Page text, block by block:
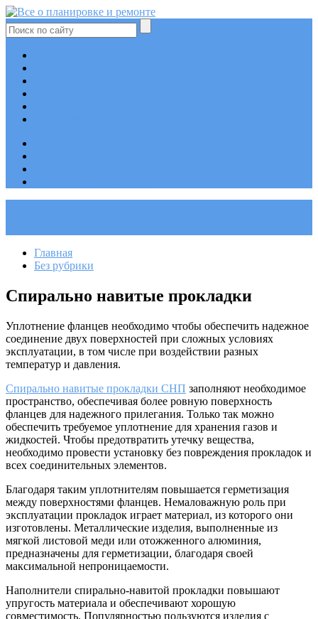
Главная
Без рубрики
Спирально навитые прокладки
Уплотнение фланцев необходимо чтобы обеспечить надежное
соединение двух поверхностей при сложных условиях
эксплуатации, в том числе при воздействии разных
температур и давления.
Спирально навитые прокладки СНП заполняют необходимое
пространство, обеспечивая более ровную поверхность
фланцев для надежного прилегания. Только так можно
обеспечить требуемое уплотнение для хранения газов и
жидкостей. Чтобы предотвратить утечку вещества,
необходимо провести установку без повреждения прокладок и
всех соединительных элементов.
Благодаря таким уплотнителям повышается герметизация
между поверхностями фланцев. Немаловажную роль при
эксплуатации прокладок играет материал, из которого они
изготовлены. Металлические изделия, выполненные из
мягкой листовой меди или отожженного алюминия,
предназначены для герметизации, благодаря своей
максимальной непроницаемости.
Наполнители спирально-навитой прокладки повышают
упругость материала и обеспечивают хорошую
совместимость. Популярностью пользуются изделия с